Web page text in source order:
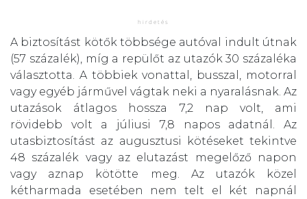
A biztosítást kötők többsége autóval indult útnak
(57 százalék), míg a repülőt az utazók 30 százaléka
választotta. A többiek vonattal, busszal, motorral
vagy egyéb járművel vágtak neki a nyaralásnak. Az
utazások átlagos hossza 7,2 nap volt, ami
rövidebb volt a júliusi 7,8 napos adatnál. Az
utasbiztosítást az augusztusi kötéseket tekintve
48 százalék vagy az elutazást megelőző napon
vagy aznap kötötte meg. Az utazók közel
kétharmada esetében nem telt el két napnál